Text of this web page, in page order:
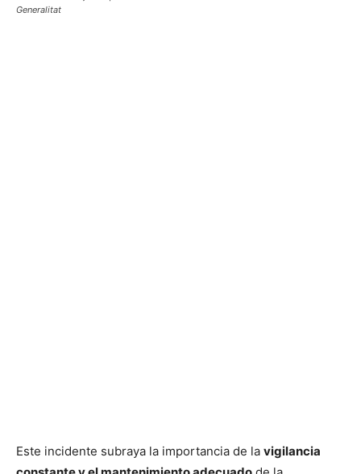
Generalitat
Este incidente subraya la importancia de la vigilancia